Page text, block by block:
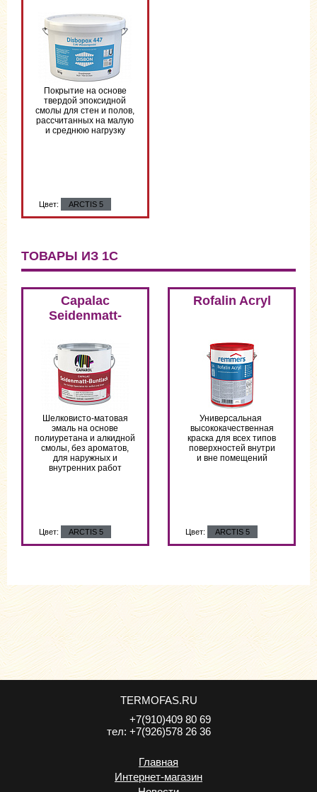
Покрытие на основе
твердой эпоксидной
смолы для стен и полов,
рассчитанных на малую
и среднюю нагрузку
Цвет: ARCTIS 5
ТОВАРЫ ИЗ 1С
Capalac
Seidenmatt-
Шелковисто-матовая
эмаль на основе
полиуретана и алкидной
смолы, без ароматов,
для наружных и
внутренних работ
Цвет: ARCTIS 5
Rofalin Acryl
Универсальная
высококачественная
краска для всех типов
поверхностей внутри
и вне помещений
Цвет: ARCTIS 5
TERMOFAS.RU
тел:
+7(910)409 80 69
+7(926)578 26 36
Главная
Интернет-магазин